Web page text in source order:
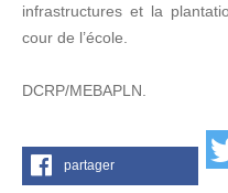
infrastructures et la
cour de l’école.
DCRP/MEBAPLN.
partager